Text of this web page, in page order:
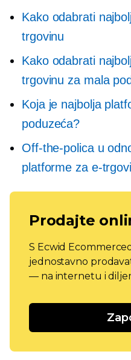
Kako odabrati
trgovinu
Kako odabrati
trgovinu za mala
Koja je najbolja
poduzeća?
Off-the-policau
platforme za e-
Prodajte
S Ecwid
jednostavno
— na internetu i